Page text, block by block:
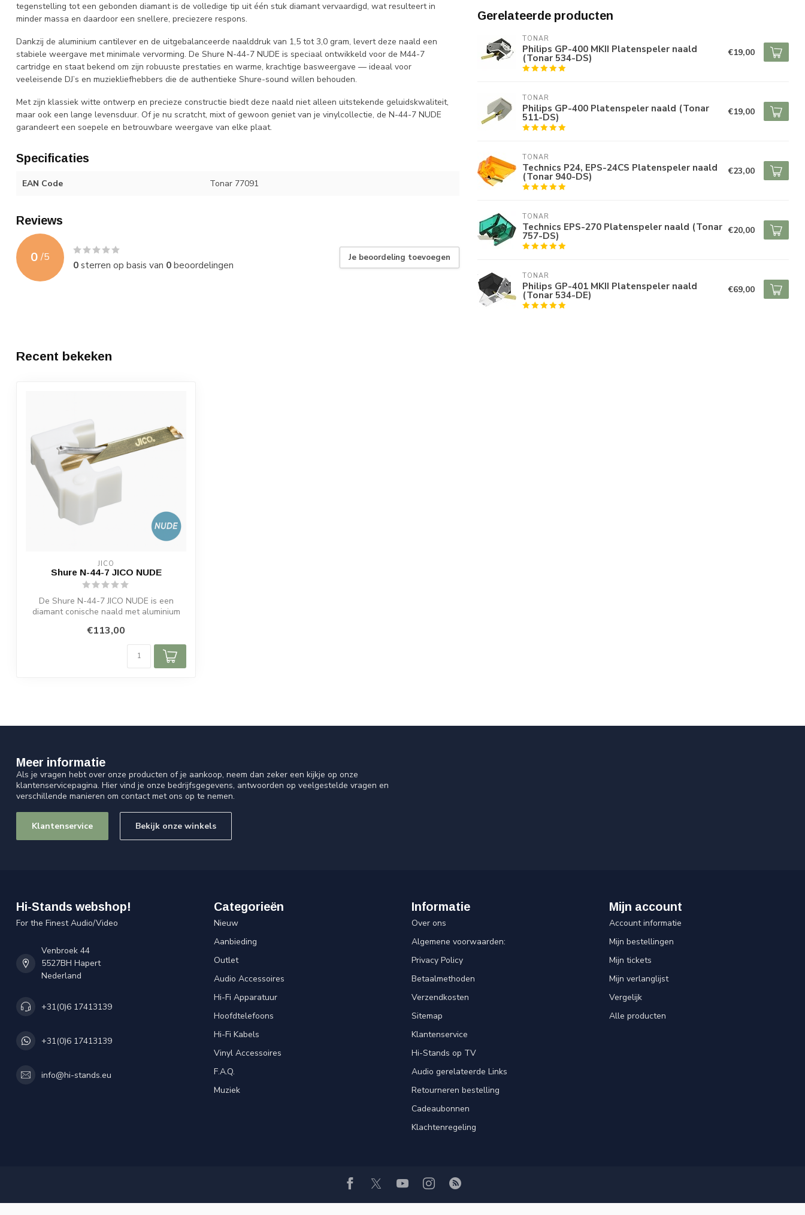
tegenstelling tot een gebonden diamant is de volledige tip uit één stuk diamant vervaardigd, wat resulteert in
minder massa en daardoor een snellere, preciezere respons.
Dankzij de aluminium cantilever en de uitgebalanceerde naalddruk van 1,5 tot 3,0 gram, levert deze naald een
stabiele weergave met minimale vervorming. De Shure N-44-7 NUDE is speciaal ontwikkeld voor de M44-7
cartridge en staat bekend om zijn robuuste prestaties en warme, krachtige basweergave — ideaal voor
veeleisende DJ’s en muziekliefhebbers die de authentieke Shure-sound willen behouden.
Met zijn klassiek witte ontwerp en precieze constructie biedt deze naald niet alleen uitstekende geluidskwaliteit,
maar ook een lange levensduur. Of je nu scratcht, mixt of gewoon geniet van je vinylcollectie, de N-44-7 NUDE
garandeert een soepele en betrouwbare weergave van elke plaat.
Specificaties
EAN Code Tonar 77091
Reviews
0 /5
0sterren op basis van 0beoordelingen
Je beoordeling toevoegen
Gerelateerde producten
TONAR
Philips GP-400 MKII Platenspeler naald
(Tonar 534-DS) €19,00
TONAR
Philips GP-400 Platenspeler naald (Tonar
511-DS) €19,00
TONAR
Technics P24, EPS-24CS Platenspeler naald
(Tonar 940-DS) €23,00
TONAR
Technics EPS-270 Platenspeler naald (Tonar
757-DS) €20,00
TONAR
Philips GP-401 MKII Platenspeler naald
(Tonar 534-DE) €69,00
Recent bekeken
JICO
Shure N-44-7 JICO NUDE
De Shure N-44-7 JICO NUDE is een
diamant conische naald met aluminium
€113,00
Meer informatie
Als je vragen hebt over onze producten of je aankoop, neem dan zeker een kijkje op onze
klantenservicepagina. Hier vind je onze bedrijfsgegevens, antwoorden op veelgestelde vragen en
verschillende manieren om contact met ons op te nemen.
Klantenservice Bekijk onze winkels
Hi-Stands webshop!
For the Finest Audio/Video
Venbroek 44
5527BH Hapert
Nederland
+31(0)6 17413139
+31(0)6 17413139
info@hi-stands.eu
Categorieën
Nieuw
Aanbieding
Outlet
Audio Accessoires
Hi-Fi Apparatuur
Hoofdtelefoons
Hi-Fi Kabels
Vinyl Accessoires
F.A.Q.
Muziek
Informatie
Over ons
Algemene voorwaarden:
Privacy Policy
Betaalmethoden
Verzendkosten
Sitemap
Klantenservice
Hi-Stands op TV
Audio gerelateerde Links
Retourneren bestelling
Cadeaubonnen
Klachtenregeling
Mijn account
Account informatie
Mijn bestellingen
Mijn tickets
Mijn verlanglijst
Vergelijk
Alle producten